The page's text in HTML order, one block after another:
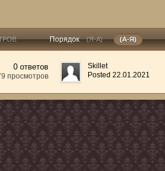
Порядок (Я-А) (А-Я)
0 ответов
просмотров
Skillet
Posted 22.01.2021